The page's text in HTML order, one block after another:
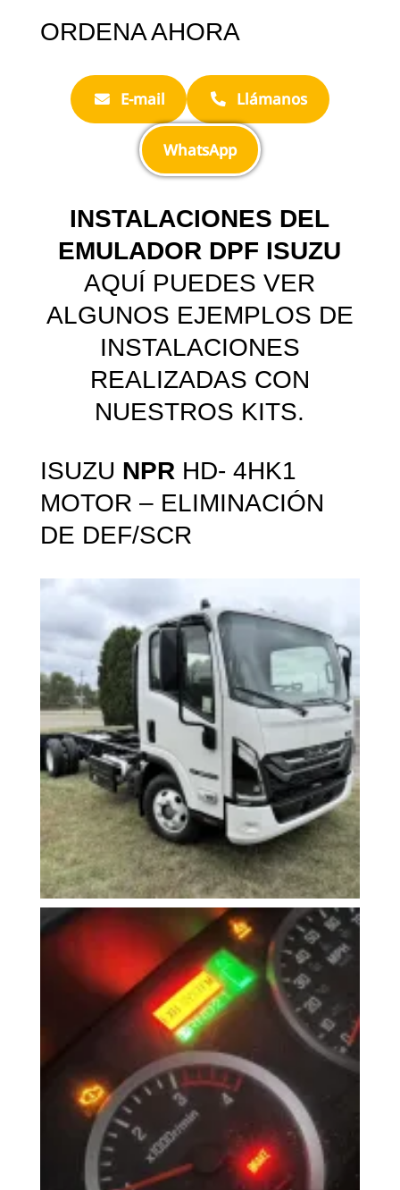
ORDENA AHORA
E-mail Llámanos
WhatsApp
INSTALACIONES DEL
EMULADOR DPF ISUZU
AQUÍ PUEDES VER
ALGUNOS EJEMPLOS DE
INSTALACIONES
REALIZADAS CON
NUESTROS KITS.
ISUZU NPR HD- 4HK1
MOTOR – ELIMINACIÓN
DE DEF/SCR